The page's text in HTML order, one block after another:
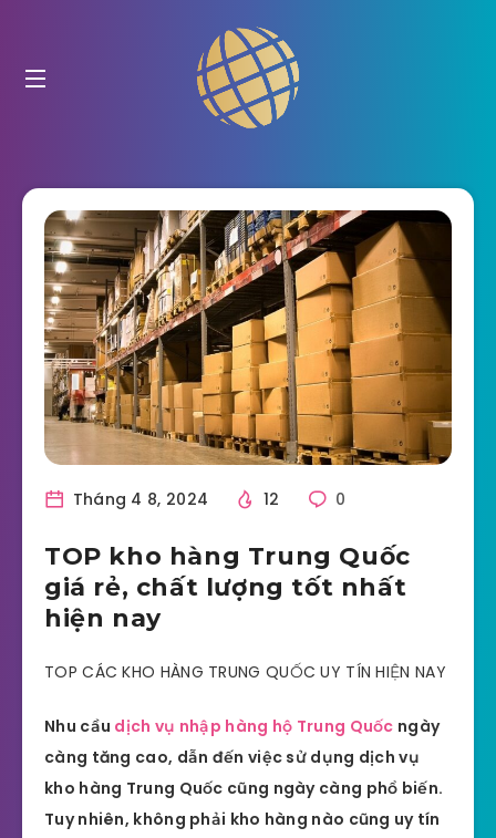
Tháng 4 8, 2024 12 0
TOP kho hàng Trung Quốc
giá rẻ, chất lượng tốt nhất
hiện nay
TOP CÁC KHO HÀNG TRUNG QUỐC UY TÍN HIỆN NAY
Nhu cầu dịch vụ nhập hàng hộ Trung Quốc ngày
càng tăng cao, dẫn đến việc sử dụng dịch vụ
kho hàng Trung Quốc cũng ngày càng phổ biến.
Tuy nhiên, không phải kho hàng nào cũng uy tín